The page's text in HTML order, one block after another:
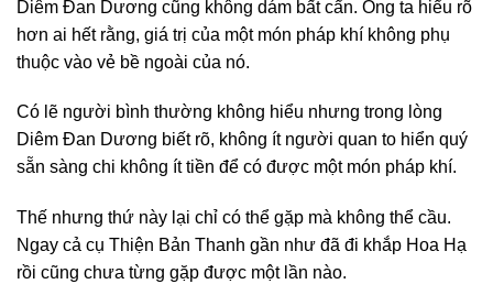
Diêm Đan Dương cũng không dám bất cẩn. Ông ta hiểu rõ
hơn ai hết rằng, giá trị của một món pháp khí không phụ
thuộc vào vẻ bề ngoài của nó.
Có lẽ người bình thường không hiểu nhưng trong lòng
Diêm Đan Dương biết rõ, không ít người quan to hiển quý
sẵn sàng chi không ít tiền để có được một món pháp khí.
Thế nhưng thứ này lại chỉ có thể gặp mà không thể cầu.
Ngay cả cụ Thiện Bản Thanh gần như đã đi khắp Hoa Hạ
rồi cũng chưa từng gặp được một lần nào.